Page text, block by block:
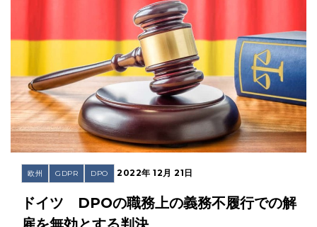
欧州 GDPR DPO 2022年 12月 21日
ドイツ DPOの職務上の義務不履行での解